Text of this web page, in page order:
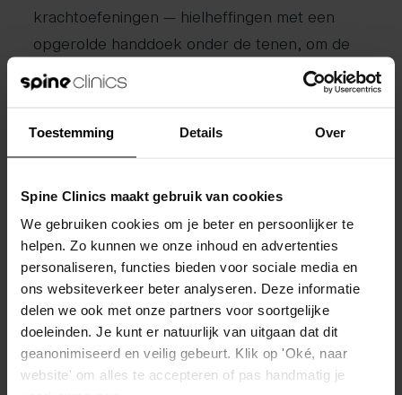
Toestemming Details Over
Spine Clinics maakt gebruik van cookies
We gebruiken cookies om je beter en persoonlijker te
helpen. Zo kunnen we onze inhoud en advertenties
personaliseren, functies bieden voor sociale media en
ons websiteverkeer beter analyseren. Deze informatie
delen we ook met onze partners voor soortgelijke
doeleinden. Je kunt er natuurlijk van uitgaan dat dit
geanonimiseerd en veilig gebeurt. Klik op 'Oké, naar
website' om alles te accepteren of pas handmatig je
krachtoefeningen — hielheffingen met een
opgerolde handdoek onder de tenen, om de
dag — terwijl de andere groep alleen rekte. Na
drie maanden hadden de mensen die kracht
trainden duidelijk minder klachten: een klinisch
relevant verschil op de voetfunctie-score. Na
vergelijkbaar hersteld. De boodschap is
genuanceerd maar hoopvol: krachttraining lijkt
het herstel te kunnen versnellen, terwijl de
einduitkomst bij beide aanpakken goed is. Voor
wie snel weer wil functioneren, is gedoseerd
sterker worden een logische aanvulling op
rekken.